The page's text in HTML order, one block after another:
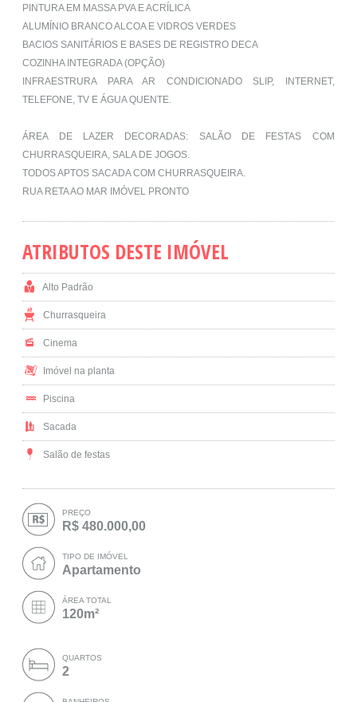
PINTURA EM MASSA PVA E ACRÍLICA
ALUMÍNIO BRANCO ALCOA E VIDROS VERDES
BACIOS SANITÁRIOS E BASES DE REGISTRO DECA
COZINHA INTEGRADA (OPÇÃO)
INFRAESTRURA PARA AR CONDICIONADO SLIP, INTERNET,
TELEFONE, TV E ÁGUA QUENTE.
ÁREA DE LAZER DECORADAS: SALÃO DE FESTAS COM
CHURRASQUEIRA, SALA DE JOGOS.
TODOS APTOS SACADA COM CHURRASQUEIRA.
RUA RETA AO MAR IMÓVEL PRONTO
ATRIBUTOS DESTE IMÓVEL
Alto Padrão
Churrasqueira
Cinema
Imóvel na planta
Piscina
Sacada
Salão de festas
PREÇO
R$ 480.000,00
TIPO DE IMÓVEL
Apartamento
ÁREA TOTAL
120m²
QUARTOS
2